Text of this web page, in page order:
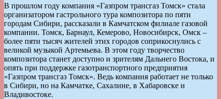
В прошлом году компания «Газпром трансгаз Томск» стала
организатором гастрольного тура композитора по пяти
городам Сибири, рассказали в Камчатском филиале газовой
компании. Томск, Барнаул, Кемерово, Новосибирск, Омск –
более пяти тысяч жителей этих городов соприкоснулись с
великой музыкой Артемьева. В этом году творчество
композитора станет доступно и зрителям Дальнего Востока, и
опять при поддержке газотранспортного предприятия
«Газпром трансгаз Томск». Ведь компания работает не только
в Сибири, но на Камчатке, Сахалине, в Хабаровске и
Владивостоке.